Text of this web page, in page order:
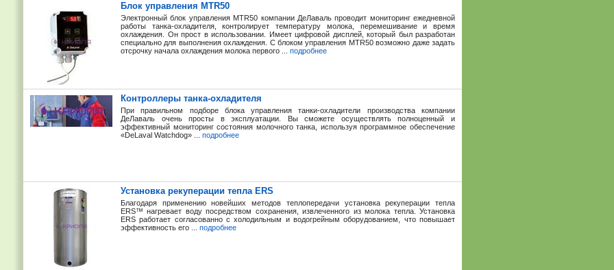
Блок управления MTR50
Электронный блок управления MTR50 компании ДеЛаваль проводит мониторинг ежедневной
работы танка-охладителя, контролирует температуру молока, перемешивание и время
охлаждения. Он прост в использовании. Имеет цифровой дисплей, который был разработан
специально для выполнения охлаждения. С блоком управления MTR50 возможно даже задать
отсрочку начала охлаждения молока первого ... подробнее
Контроллеры танка-охладителя
При правильном подборе блока управления танки-охладители производства компании
ДеЛаваль очень просты в эксплуатации. Вы сможете осуществлять полноценный и
эффективный мониторинг состояния молочного танка, используя программное обеспечение
«DeLaval Watchdog» ... подробнее
Установка рекуперации тепла ERS
Благодаря применению новейших методов теплопередачи установка рекуперации тепла
ERS™ нагревает воду посредством сохранения, извлеченного из молока тепла. Установка
ERS работает согласованно с холодильным и водогрейным оборудованием, что повышает
эффективность его ... подробнее